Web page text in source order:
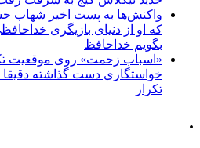
واکنش‌ها به پست اخیر شهاب
که او از دنیای بازیگری
بگویم خداحافظ
«اسباب زحمت» روی موقعیت
تکرار
.